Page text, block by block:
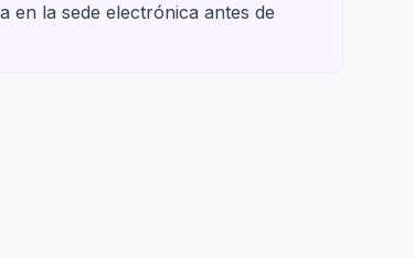
en la sede electrónica antes de